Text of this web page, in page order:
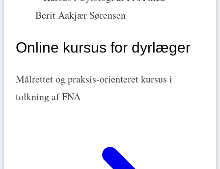
Online kursus for dyrlæger
Målrettet og praksis-orienteret kursus i
tolkning af FNA